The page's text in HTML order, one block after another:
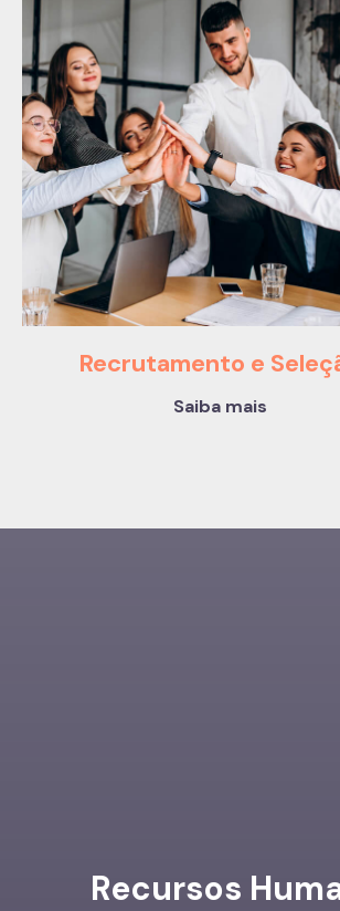
Recrutamento e
Saiba mais
Recursos